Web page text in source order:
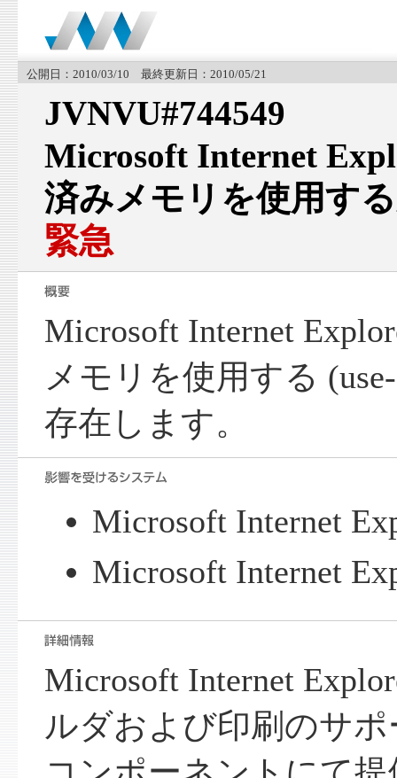
公開日：2010/03/10 最終更新日：2010/05/21
JVNVU#744549
Microsoft Internet
済みメモリを使用す
緊急
Microsoft Internet
メモリを使用する
存在します。
Microsoft Internet
Microsoft Internet
Microsoft Internet
ルダおよび印刷のサポ